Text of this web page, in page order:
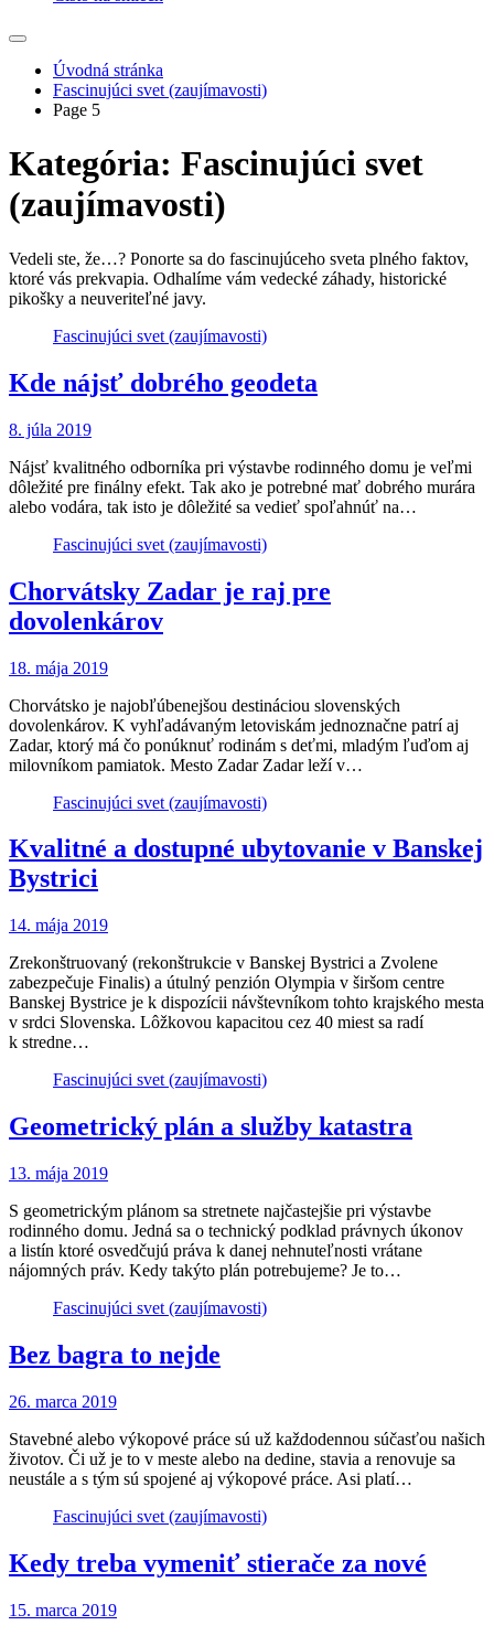
Úvodná stránka
Fascinujúci svet (zaujímavosti)
Page 5
Kategória: Fascinujúci svet
(zaujímavosti)
Vedeli ste, že…? Ponorte sa do fascinujúceho sveta plného faktov,
ktoré vás prekvapia. Odhalíme vám vedecké záhady, historické
pikošky a neuveriteľné javy.
Fascinujúci svet (zaujímavosti)
Kde nájsť dobrého geodeta
8. júla 2019
Nájsť kvalitného odborníka pri výstavbe rodinného domu je veľmi
dôležité pre finálny efekt. Tak ako je potrebné mať dobrého murára
alebo vodára, tak isto je dôležité sa vedieť spoľahnúť na…
Fascinujúci svet (zaujímavosti)
Chorvátsky Zadar je raj pre
dovolenkárov
18. mája 2019
Chorvátsko je najobľúbenejšou destináciou slovenských
dovolenkárov. K vyhľadávaným letoviskám jednoznačne patrí aj
Zadar, ktorý má čo ponúknuť rodinám s deťmi, mladým ľuďom aj
milovníkom pamiatok. Mesto Zadar Zadar leží v…
Fascinujúci svet (zaujímavosti)
Kvalitné a dostupné ubytovanie v Banskej
Bystrici
14. mája 2019
Zrekonštruovaný (rekonštrukcie v Banskej Bystrici a Zvolene
zabezpečuje Finalis) a útulný penzión Olympia v širšom centre
Banskej Bystrice je k dispozícii návštevníkom tohto krajského mesta
v srdci Slovenska. Lôžkovou kapacitou cez 40 miest sa radí
k stredne…
Fascinujúci svet (zaujímavosti)
Geometrický plán a služby katastra
13. mája 2019
S geometrickým plánom sa stretnete najčastejšie pri výstavbe
rodinného domu. Jedná sa o technický podklad právnych úkonov
a listín ktoré osvedčujú práva k danej nehnuteľnosti vrátane
nájomných práv. Kedy takýto plán potrebujeme? Je to…
Fascinujúci svet (zaujímavosti)
Bez bagra to nejde
26. marca 2019
Stavebné alebo výkopové práce sú už každodennou súčasťou našich
životov. Či už je to v meste alebo na dedine, stavia a renovuje sa
neustále a s tým sú spojené aj výkopové práce. Asi platí…
Fascinujúci svet (zaujímavosti)
Kedy treba vymeniť stierače za nové
15. marca 2019